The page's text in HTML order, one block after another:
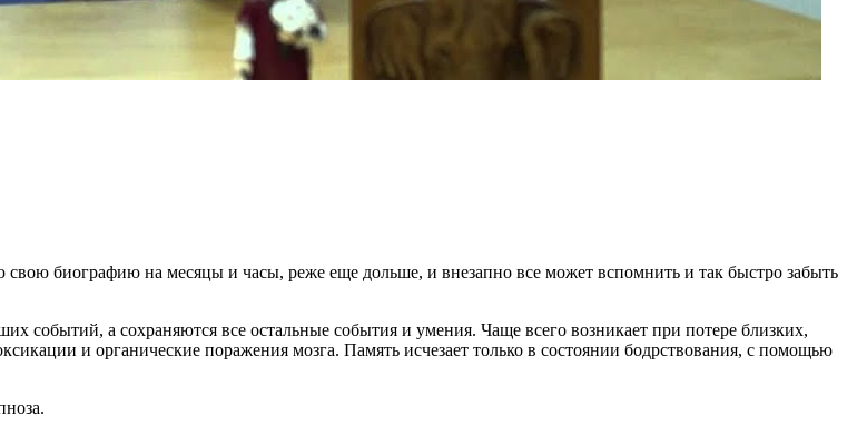
свою биографию на месяцы и часы, реже еще дольше, и внезапно все может вспомнить и так быстро забыть
событий, а сохраняются все остальные события и умения. Чаще всего возникает при потере близких,
и органические поражения мозга. Память исчезает только в состоянии бодрствования, с помощью